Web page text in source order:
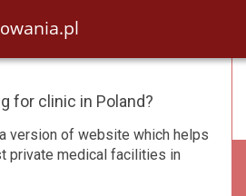
for clinic in Poland?
version of website which helps
private medical facilities in